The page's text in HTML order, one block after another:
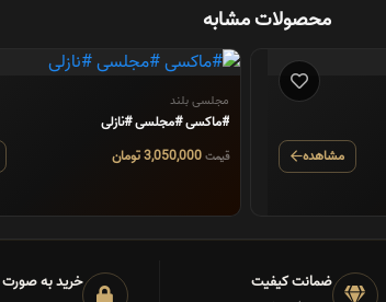
محصولات مشابه
مشاهده
مجلسی بلند
#ماکسی #مجلسی #نازلی
قیمت3,050,000 تومان
ضمانت کیفیت خرید به